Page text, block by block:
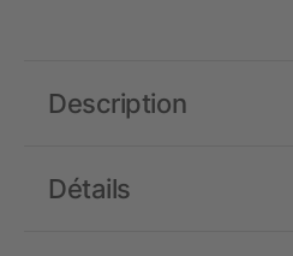
Détails
Description